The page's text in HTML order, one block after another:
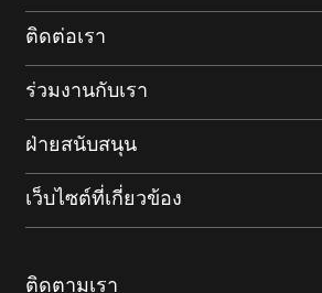
ติดต่อเรา
ร่วมงานกับเรา
ฝ่ายสนับสนุน
เว็บไซต์ที่เกี่ยวข้อง
ติดตามเรา